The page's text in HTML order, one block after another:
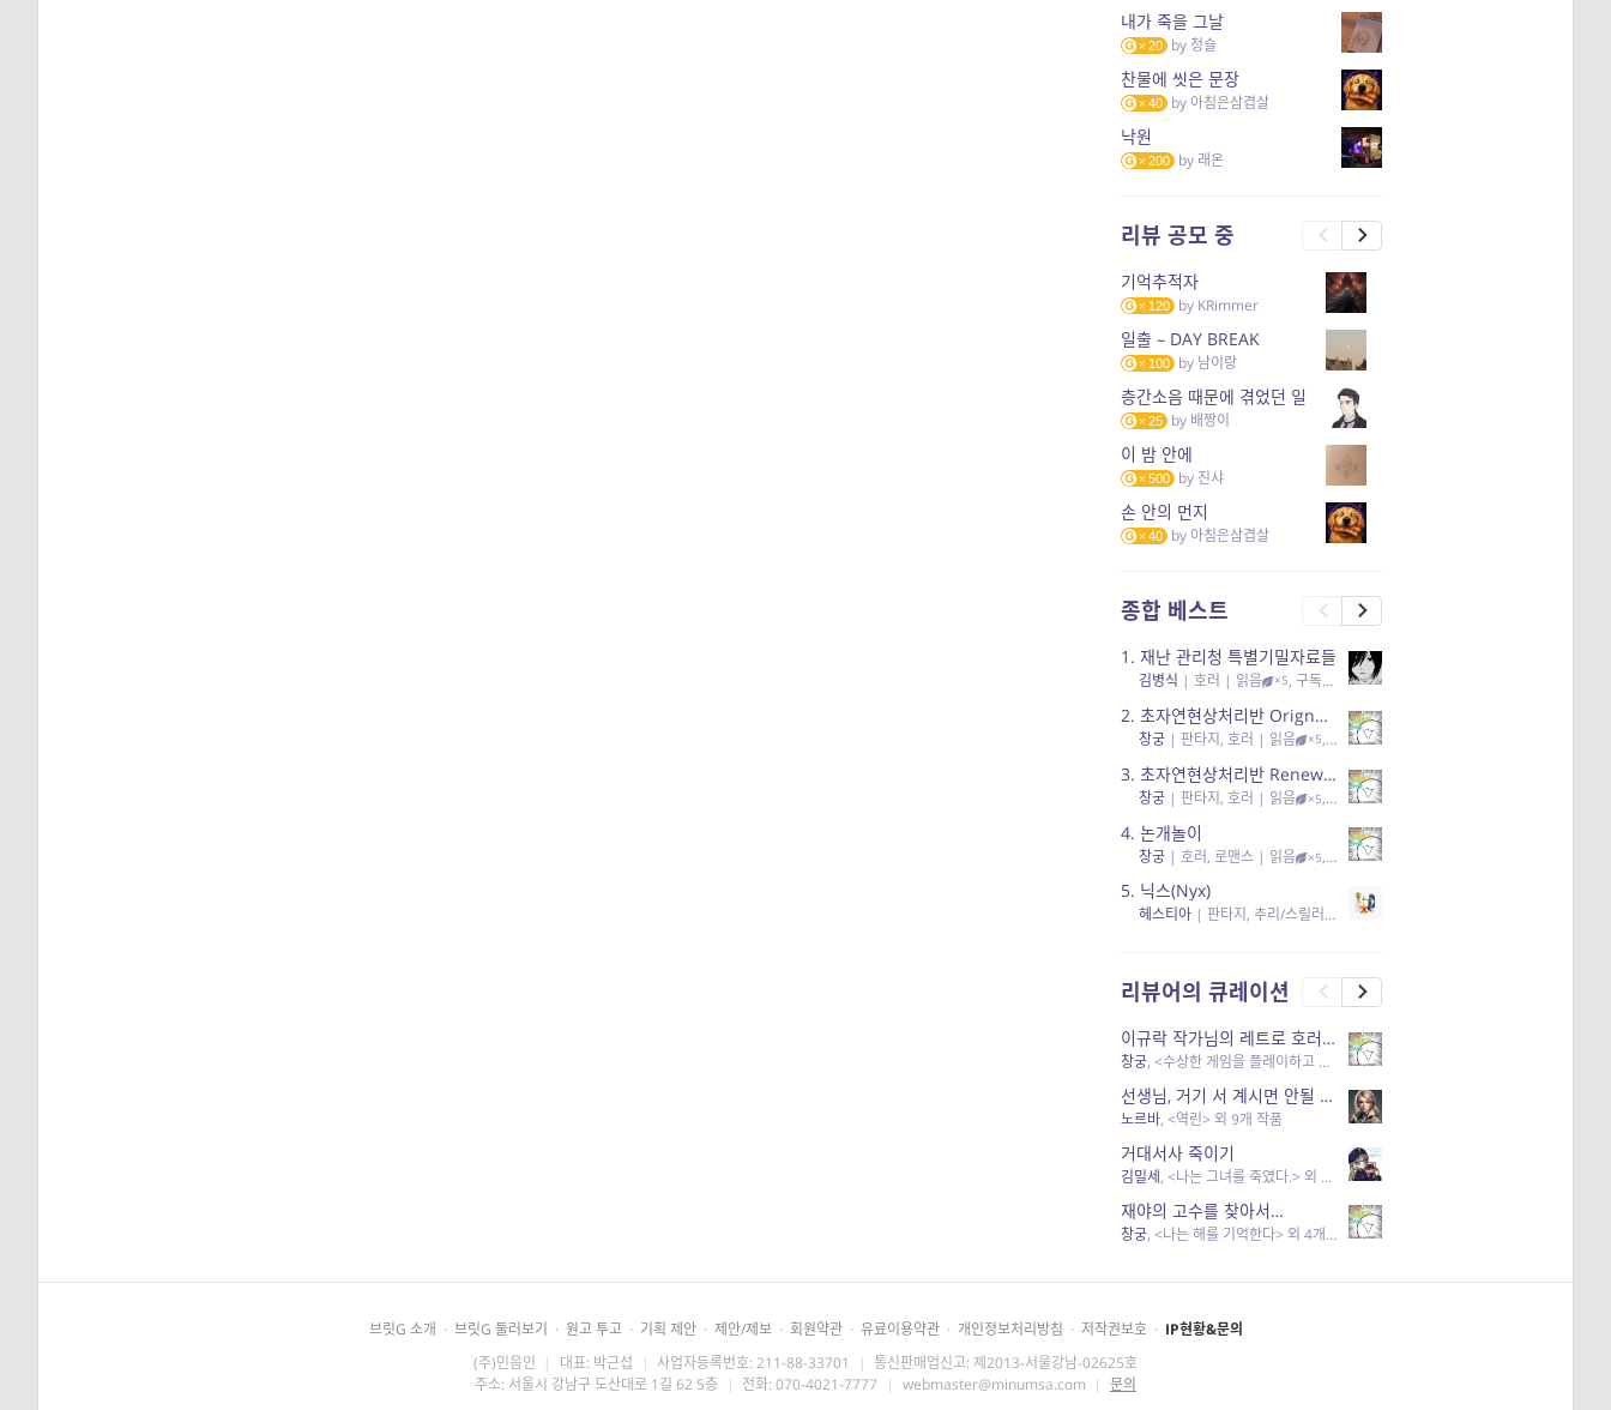
내가 죽을 그날
20 by 청슬
찬물에 씻은 문장
40 by 아침은삼겹살
낙원
200 by 래온
리뷰 공모 중
기억추적자
120 by KRimmer
일출 – DAY BREAK
100 by 남이랑
층간소음 때문에 겪었던 일
25 by 배짱이
이 밤 안에
500 by 진샤
손 안의 먼지
40 by 아침은삼겹살
종합 베스트
1. 재난 관리청 특별기밀자료들
김병식 | 호러 | 읽음 ×5, 구독 , 응원95, 리뷰3
2. 초자연현상처리반 Orignal + True Ending
창궁 | 판타지, 호러 | 읽음 ×5, 구독 , 응원6
3. 초자연현상처리반 Renewal
창궁 | 판타지, 호러 | 읽음 ×5, 구독 , 응원82, 리뷰4
4. 논개놀이
창궁 | 호러, 로맨스 | 읽음 ×5, 공감11, 응원25
5. 닉스(Nyx)
헤스티아 | 판타지, 추리/스릴러| 읽음
리뷰어의 큐레이션
이규락 작가님의 레트로 호러 리뷰
창궁, <수상한 게임을 플레이하고 있어> 외 3개 작품
선생님, 거기 서 계시면 안될 것 같은데요-역할 클리셰를 비튼 작품들
노르바, <역린> 외 9개 작품
거대서사 죽이기
김밀세, <나는 그녀를 죽였다.> 외 1개 작품
재야의 고수를 찾아서…
창궁, <나는 해를 기억한다> 외 4개 작품
브릿G 소개 · 브릿G 둘러보기 · 원고 투고 · 기획 제안 · 제안/제보 · 회원약관 · 유료이용약관 · 개인정보처리방침 · 저작권보호 · IP현황&문의
(주)민음인 | 대표: 박근섭 | 사업자등록번호: 211-88-33701 | 통신판매업신고: 제2013-서울강남-02625호
주소: 서울시 강남구 도산대로 1길 62 5층 | 전화: 070-4021-7777 | webmaster@minumsa.com | 문의